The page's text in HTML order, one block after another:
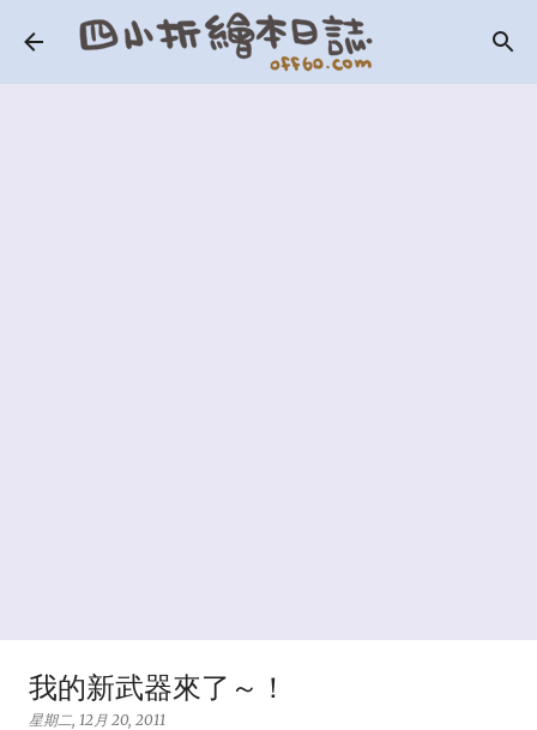
跳到主要內容
我的新武器來了～！
星期二, 12月 20, 2011